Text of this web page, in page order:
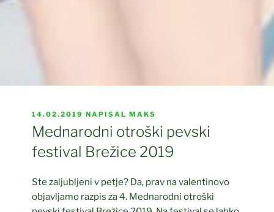
OBJAVLJENO
DNE
14.02.2019 NAPISALMAKS
Mednarodni otroški pevski
festival Brežice 2019
Ste zaljubljeni v petje? Da, prav na valentinovo
objavljamo razpis za 4. Mednarodni otroški